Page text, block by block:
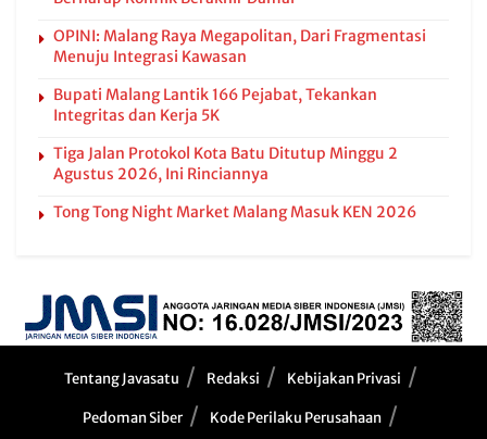
OPINI: Malang Raya Megapolitan, Dari Fragmentasi
Menuju Integrasi Kawasan
Bupati Malang Lantik 166 Pejabat, Tekankan
Integritas dan Kerja 5K
Tiga Jalan Protokol Kota Batu Ditutup Minggu 2
Agustus 2026, Ini Rinciannya
Tong Tong Night Market Malang Masuk KEN 2026
Tentang Javasatu Redaksi Kebijakan Privasi
Pedoman Siber Kode Perilaku Perusahaan